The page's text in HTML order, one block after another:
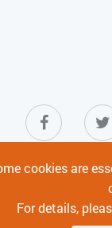
cookies are
For details,